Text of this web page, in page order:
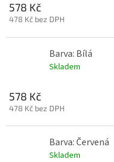
578 Kč
478 Kč bez DPH
Barva: Bílá
Skladem
578 Kč
478 Kč bez DPH
Barva: Červená
Skladem